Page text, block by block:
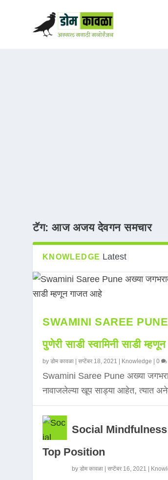
टॅग:आज अजय देवगन समचार
KNOWLEDGE Latest
SWAMINI SAREE PUNE
पुणेरी साडी स्वामिनी साडी
byडोम कावळा |सप्टेंबर 18, 2021 Knowledge |0
Swamini Saree Pune अख्या
नावाजलेल्या खूप साड्या आहेत, त्यात
Social
Top Position
byडोम कावळा |सप्टेंबर 16, 2021